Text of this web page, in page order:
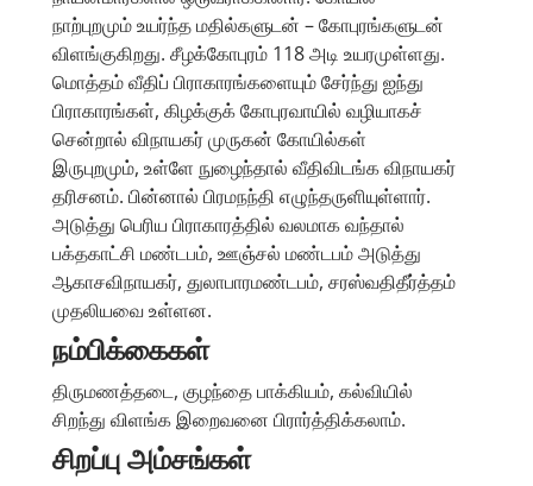
நாற்புறமும் உயர்ந்த மதில்களுடன் – கோபுரங்களுடன்
விளங்குகிறது. சீழக்கோபுரம் 118 அடி உயரமுள்ளது.
மொத்தம் வீதிப் பிராகாரங்களையும் சேர்ந்து ஐந்து
பிராகாரங்கள், கிழக்குக் கோபுரவாயில் வழியாகச்
சென்றால் விநாயகர் முருகன் கோயில்கள்
இருபுறமும், உள்ளே நுழைந்தால் வீதிவிடங்க விநாயகர்
தரிசனம். பின்னால் பிரமநந்தி எழுந்தருளியுள்ளார்.
அடுத்து பெரிய பிராகாரத்தில் வலமாக வந்தால்
பக்தகாட்சி மண்டபம், ஊஞ்சல் மண்டபம் அடுத்து
ஆகாசவிநாயகர், துலாபாரமண்டபம், சரஸ்வதிதீர்த்தம்
முதலியவை உள்ளன.
நம்பிக்கைகள்
திருமணத்தடை, குழந்தை பாக்கியம், கல்வியில்
சிறந்து விளங்க இறைவனை பிரார்த்திக்கலாம்.
சிறப்பு அம்சங்கள்